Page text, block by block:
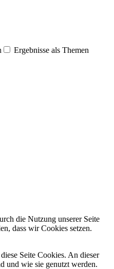
Ergebnisse als Themen
die Nutzung unserer Seite
dass wir Cookies setzen.
Seite Cookies. An dieser
und wie sie genutzt werden.